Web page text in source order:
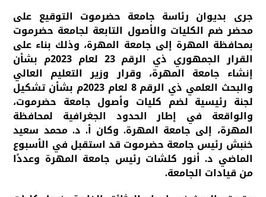
جرى بديوان رئاسة جامعة حضرموت التوقيع على
محضر ضم الكليات والأصول التابعة لجامعة حضرموت
بمحافظة المهرة إلى جامعة المهرة، وذلك بناء على
القرار الجمهوري ذي الرقم 23 لعام 2023م بشأن
إنشاء جامعة المهرة، وقرار وزير التعليم العالي
والبحث العلمي ذي الرقم 8 لعام 2023م بشأن تشكيل
لجنة رئيسية لضم كليات وأصول جامعة حضرموت،
والواقعة في إطار الحدود الجغرافية لمحافظة
المهرة، إلى جامعة المهرة. وكان أ. د. محمد سعيد
خنبش رئيس جامعة حضرموت قد استقبل في الأسبوع
الماضي د. أنور كلشات رئيس جامعة المهرة وعددًا
من قيادات الجامعة.